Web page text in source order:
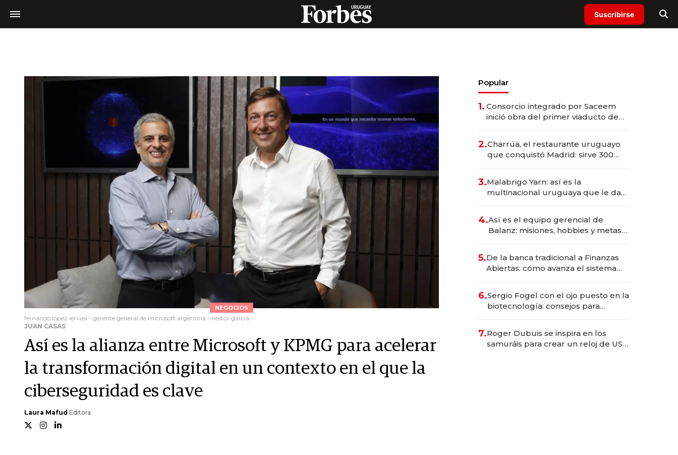
Suscribirse
NEGOCIOS
fernando lopez iervasi - gerente general de microsoft argentina - nestor garcia
JUAN CASAS
Así es la alianza entre Microsoft y KPMG para acelerar
la transformación digital en un contexto en el que la
ciberseguridad es clave
Laura Mafud Editora
Popular
1. Consorcio integrado por Saceem
inició obra del primer viaducto de
millones
2.Charrúa, el restaurante uruguayo
que conquistó Madrid: sirve 300
prepara apertura
3.Malabrigo Yarn: así es la
multinacional uruguaya que le da
4.Así es el equipo gerencial de
Balanz: misiones, hobbies y metas
5.De la banca tradicional a Finanzas
Abiertas: cómo avanza el sistema
6.Sergio Fogel con el ojo puesto en la
biotecnología: consejos para
7.Roger Dubuis se inspira en los
samuráis para crear un reloj de US$